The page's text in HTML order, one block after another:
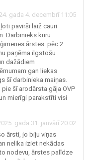
gada 4. decembrī 11:05
pavirši laiž cauri
Darbinieks kuru
ārstes. pēc 2
paņēma ilgstošu
dažādiem
gan liekas
šī darbinieka maiņas.
pie šī arodārsta gāja OVP
mierīgi parakstīti visi
gada 31. janvārī 20:02
ārsti, jo biju viņas
nelika iziet nekādas
nodevu, ārstes palīdze